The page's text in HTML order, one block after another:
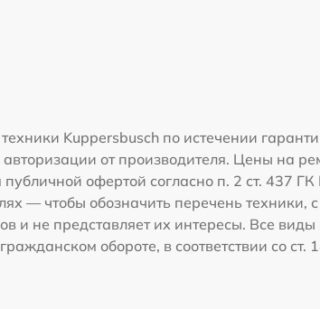
Kuppersbusch по истечении
от производителя. Цены на
офертой согласно п. 2 ст. 437
— чтобы обозначить перечень техники,
не представляет их интересы. Все
обороте, в соответствии со ст.